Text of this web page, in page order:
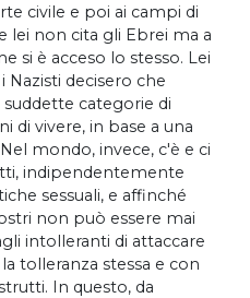
civile e poi ai campi di
lei non cita gli Ebrei ma a
si è acceso lo stesso. Lei
Nazisti decisero che
categorie di
di vivere, in base a una
mondo, invece, c'è e ci
indipendentemente
sessuali, e affinché
non può essere mai
intolleranti di attaccare
tolleranza stessa e con
In questo, da